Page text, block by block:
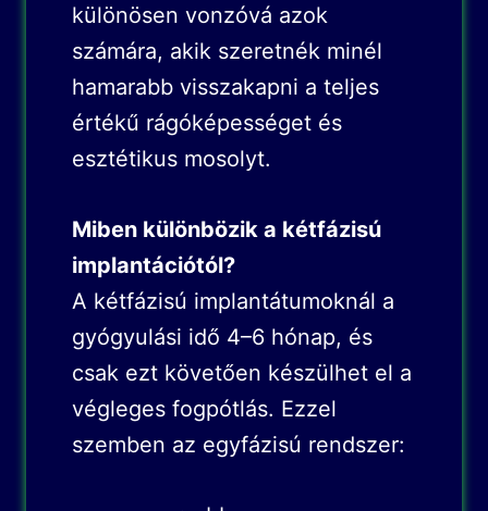
különösen vonzóvá azok
számára, akik szeretnék minél
hamarabb visszakapni a teljes
értékű rágóképességet és
esztétikus mosolyt.
Miben különbözik a kétfázisú
implantációtól?
A kétfázisú implantátumoknál a
gyógyulási idő 4–6 hónap, és
csak ezt követően készülhet el a
végleges fogpótlás. Ezzel
szemben az egyfázisú rendszer: